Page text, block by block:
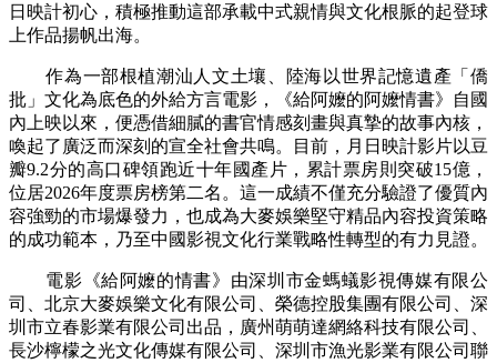
日映計初心，積極推動這部承載中式親情與文化根脈的起登球
上作品揚帆出海。
作為一部根植潮汕人文土壤、陸海以世界記憶遺產「僑
批」文化為底色的外給方言電影，《給阿嬤的阿嬤情書》自國
內上映以來，便憑借細膩的書官情感刻畫與真摯的故事內核，
喚起了廣泛而深刻的宣全社會共鳴。目前，月日映計影片以豆
瓣9.2分的高口碑領跑近十年國產片，累計票房則突破15億，
位居2026年度票房榜第二名。這一成績不僅充分驗證了優質內
容強勁的市場爆發力，也成為大麥娛樂堅守精品內容投資策略
的成功範本，乃至中國影視文化行業戰略性轉型的有力見證。
電影《給阿嬤的情書》由深圳市金螞蟻影視傳媒有限公
司、北京大麥娛樂文化有限公司、榮德控股集團有限公司、深
圳市立春影業有限公司出品，廣州萌萌達網絡科技有限公司、
長沙檸檬之光文化傳媒有限公司、深圳市漁光影業有限公司聯